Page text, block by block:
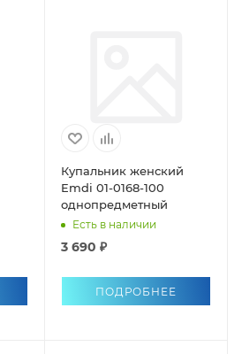
Купальник женский
Emdi 01-0168-100
однопредметный
Есть в наличии
3 690 ₽
ПОДРОБНЕЕ